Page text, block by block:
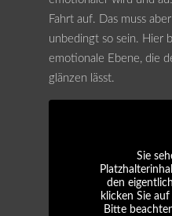
Fahrt auf. Das muss
unbedingt so sein. Hier
emotionale Ebene, die
glänzen lässt.
Sie
den
klicken Sie
Bitte